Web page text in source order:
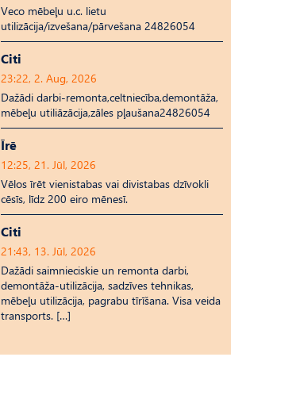
Veco mēbeļu u.c. lietu
utilizācija/izvešana/pārvešana 24826054
Citi
23:22, 2. Aug, 2026
Dažādi darbi-remonta,celtniecība,demontāža,
mēbeļu utiliāzācija,zāles pļaušana24826054
Īrē
12:25, 21. Jūl, 2026
Vēlos īrēt vienistabas vai divistabas dzīvokli
cēsīs, līdz 200 eiro mēnesī.
Citi
21:43, 13. Jūl, 2026
Dažādi saimnieciskie un remonta darbi,
demontāža-utilizācija, sadzīves tehnikas,
mēbeļu utilizācija, pagrabu tīrīšana. Visa veida
transports. […]